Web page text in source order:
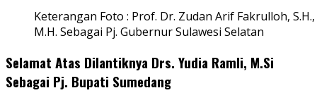
Keterangan Foto : Prof. Dr. Zudan Arif Fakrulloh, S.H.,
M.H. Sebagai Pj. Gubernur Sulawesi Selatan
Selamat Atas Dilantiknya Drs. Yudia Ramli, M.Si
Sebagai Pj. Bupati Sumedang